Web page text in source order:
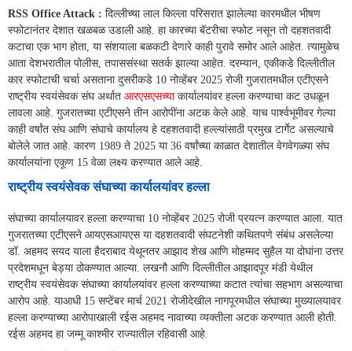
RSS Office Attack : दिल्लीच्या लाल किल्ला परिसरात झालेल्या कारमधील भीषण
स्फोटानंतर देशात खळबळ उडाली आहे. हा कारच्या बॅटरीचा स्फोट नसून तो दहशतवादी
कटाचा एक भाग होता, या संशयाला बळकटी देणारे काही पुरावे समोर आले आहेत. त्यामुळेच
आता देशभरातील पोलीस, तपाससंस्था सतर्क झाल्या आहेत. दरम्यान, एकीकडे दिल्लीतील
कार स्फोटाची चर्चा असताना दुसरीकडे 10 नोव्हेंबर 2025 रोजी गुजरातमधील एटीएसने
राष्ट्रीय स्वयंसेवक संघ अर्थात आरएसएसच्याकार्यालयांवर हल्ला करण्याचा कट उधळून
लावला आहे. गुजरातच्या एटीएसने तीन आरोपींना अटक केले आहे. याच पार्श्वभूमीवर गेल्या
काही वर्षांत संघ आणि संघाचे कार्यालय हे दहशतवादी हल्ल्यांसाठी प्रमुख टार्गेट असल्याचे
बोलेले जात आहे. कारण 1989 ते 2025 या 36 वर्षांच्या काळात देशातील वेगवेगळ्या संघ
कार्यालयांना एकूण 15 वेळा लक्ष्य करण्यात आले आहे.
राष्ट्रीय स्वयंसेवक संघाच्या कार्यालयांवर हल्ला
संघाच्या कार्यालयावर हल्ला करण्याचा 10 नोव्हेंबर 2025 रोजी प्रयत्न करण्यात आला. यात
गुजरातच्या एटीएसने आयएसआयएस या दहशतवादी संघटनेशी कथितपणे संबंध असलेल्या
डॉ. अहमद सयद याला हैदराबाद येथूनतर आझाद शेख आणि मोहम्मद सुहैल या दोघांना उत्तर
प्रदेशमधून बेड्या ठोकण्यात आल्या. लखनौ आणि दिल्लीतील आझादपूर मंडी येथील
राष्ट्रीय स्वयंसेवक संघाच्या कार्यालयांवर हल्ला करण्याच्या कटात त्यांचा सहभाग असल्याचा
आरोप आहे. याआधी 15 सप्टेंबर मार्च 2021 रोजीदेखील नागपूरमधील संघाच्या मुख्यालयावर
हल्ला करण्याच्या आरोपाखाली रईस अहमद नावाच्या व्यक्तीला अटक करण्यात आली होती.
रईस अहमद हा जम्मू काश्मीर राज्यातील रहिवासी आहे.